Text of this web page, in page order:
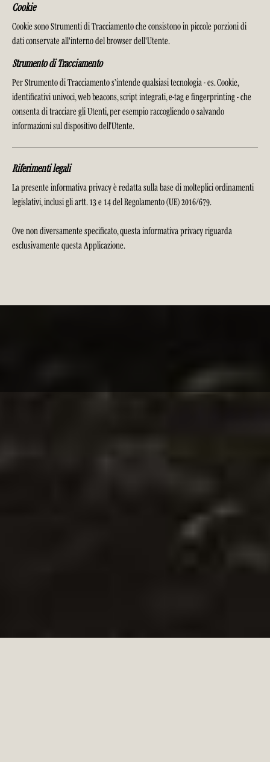
Cookie
Cookie sono Strumenti di Tracciamento che consistono in piccole porzioni di
dati conservate all'interno del browser dell'Utente.
Strumento di Tracciamento
Per Strumento di Tracciamento s’intende qualsiasi tecnologia - es. Cookie,
identificativi univoci, web beacons, script integrati, e-tag e fingerprinting - che
consenta di tracciare gli Utenti, per esempio raccogliendo o salvando
informazioni sul dispositivo dell’Utente.
Riferimenti legali
La presente informativa privacy è redatta sulla base di molteplici ordinamenti
legislativi, inclusi gli artt. 13 e 14 del Regolamento (UE) 2016/679.
Ove non diversamente specificato, questa informativa privacy riguarda
esclusivamente questa Applicazione.